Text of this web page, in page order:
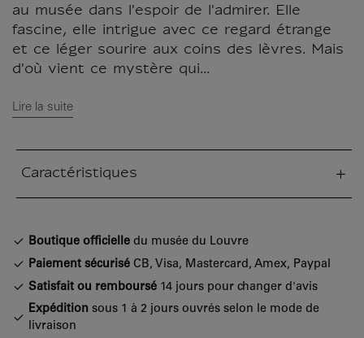
au musée dans l'espoir de l'admirer. Elle
fascine, elle intrigue avec ce regard étrange
et ce léger sourire aux coins des lèvres. Mais
d'où vient ce mystère qui...
Lire la suite
Caractéristiques
Boutique officielle du musée du Louvre
Paiement sécurisé CB, Visa, Mastercard, Amex, Paypal
Satisfait ou remboursé 14 jours pour changer d'avis
Expédition sous 1 à 2 jours ouvrés selon le mode de
livraison